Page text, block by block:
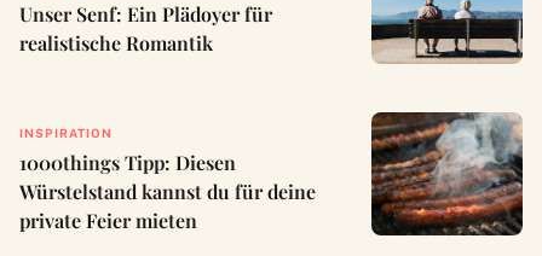
Unser Senf: Ein Plädoyer für
realistische Romantik
INSPIRATION
1000things Tipp: Diesen
Würstelstand kannst du für deine
private Feier mieten